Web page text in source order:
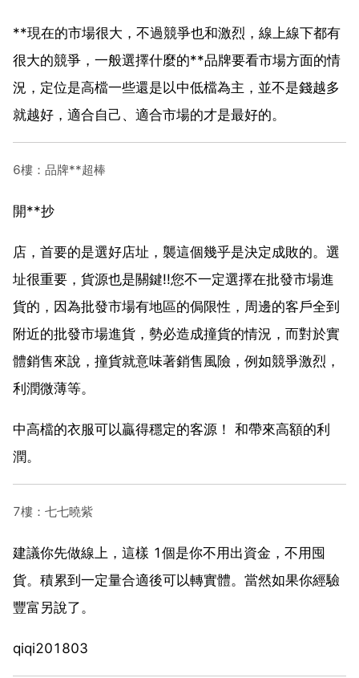
**現在的市場很大，不過競爭也和激烈，線上線下都有
很大的競爭，一般選擇什麼的**品牌要看市場方面的情
況，定位是高檔一些還是以中低檔為主，並不是錢越多
就越好，適合自己、適合市場的才是最好的。
6樓：品牌**超棒
開**抄
店，首要的是選好店址，襲這個幾乎是決定成敗的。選
址很重要，貨源也是關鍵!!您不一定選擇在批發市場進
貨的，因為批發市場有地區的侷限性，周邊的客戶全到
附近的批發市場進貨，勢必造成撞貨的情況，而對於實
體銷售來說，撞貨就意味著銷售風險，例如競爭激烈，
利潤微薄等。
中高檔的衣服可以贏得穩定的客源！ 和帶來高額的利
潤。
7樓：七七曉紫
建議你先做線上，這樣 1個是你不用出資金，不用囤
貨。積累到一定量合適後可以轉實體。當然如果你經驗
豐富另說了。
qiqi201803